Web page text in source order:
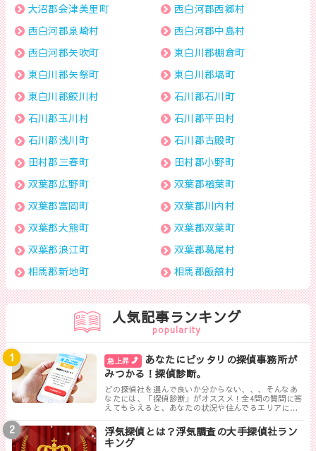
大沼郡会津美里町
西白河郡西郷村
西白河郡泉崎村
西白河郡中島村
西白河郡矢吹町
東白川郡棚倉町
東白川郡矢祭町
東白川郡塙町
東白川郡鮫川村
石川郡石川町
石川郡玉川村
石川郡平田村
石川郡浅川町
石川郡古殿町
田村郡三春町
田村郡小野町
双葉郡広野町
双葉郡楢葉町
双葉郡富岡町
双葉郡川内村
双葉郡大熊町
双葉郡双葉町
双葉郡浪江町
双葉郡葛尾村
相馬郡新地町
相馬郡飯舘村
人気記事ランキング
popularity
急上昇
あなたにピッタリの探偵事務所が
みつかる！探偵診断。
どの探偵社を選んで良いか分からない、、、そんなあ
なたには、「探偵診断」がオススメ！全4問の質問に答
えてもらえると、あなたの状況や住んでるエリアに対
つけることができます。
浮気探偵とは？浮気調査の大手探偵社ラン
キング